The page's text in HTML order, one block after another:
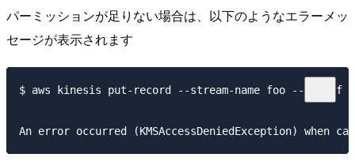
パーミッションが足りない場合は、以下のようなエラーメッ
セージが表示されます
$ aws kinesis put-record --stream-name foo --data